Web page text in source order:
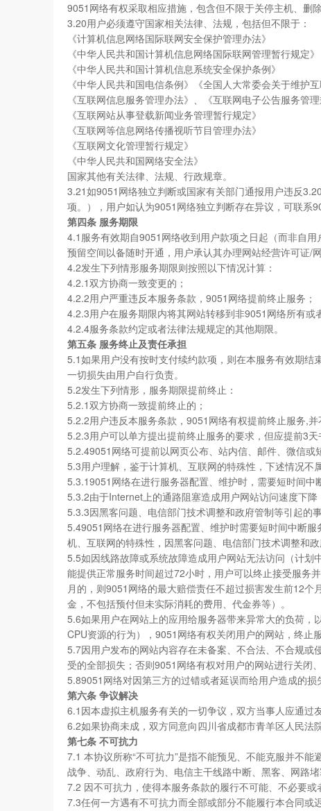
9051网络有权采取相应措施，包含但不限于关停主机、删
3.20用户必须遵守国家相关法律、法规，包括但不限于：
《计算机信息网络国际联网安全保护管理办法》
《中华人民共和国计算机信息网络国际联网管理暂行规定》
《中华人民共和国计算机信息系统安全保护条例》
《中华人民共和国电信条例》《全国人大常委会关于维护互
《互联网信息服务管理办法》、《互联网电子公告服务管理
《互联网站从事登载新闻业务管理暂行规定》
《互联网等信息网络传播视听节目管理办法》
《互联网文化管理暂行规定》
《中华人民共和国网络安全法》
国家其他有关法律、法规、行政规章。
3.21如9051网络独立判断或国家有关部门通报用户违反
项。），用户如认为9051网络独立判断存在异议，可联系
第四条 服务期限
4.1服务有效期自9051网络收到用户款项之日起（而非自
预留空间以备随时开通，用户承认其办理网站经营许可证/
4.2发生下列情形服务期限则按照以下情况计算：
4.2.1双方协商一致变更的；
4.2.2用户严重违反本服务条款，9051网络提前终止服务；
4.2.3用户在服务期限内将其网站转移到非9051网络所有或
4.2.4服务条款约定或者法律法规规定的其他期限。
第五条 服务终止及责任承担
5.1如果用户没有按时支付续约款项，则在本服务有效期
一切损失由用户自行负责。
5.2发生下列情形，服务期限提前终止：
5.2.1双方协商一致提前终止的；
5.2.2用户违反本服务条款，9051网络有权提前终止服务,并
5.2.3用户可以单方提出提前终止服务的要求，但应提前3
5.2.49051网络可提前以网页公布、站内信、邮件、微信
5.3用户理解，鉴于计算机、互联网的特殊性，下述情况不
5.3.19051网络在进行服务器配置、维护时，需要短时间中
5.3.2由于Internet上的通路阻塞造成用户网站访问速度下降
5.3.3因黑客问题、电信部门技术调整和政府管制等引起的事
5.49051网络在进行服务器配置、维护时需要短时间中断
机、互联网的特殊性，因黑客问题、电信部门技术调整和
5.5如因线路故障或系统故障造成用户网站无法访问（计
能提供正常服务时间超过72小时，用户可以终止接受服务
月的，则9051网络的最大赔偿责任不超过损害发生前12
金，不包括预付但未实际消耗的费用、代金券等）。
5.6如果用户在网站上的应用给服务器带来异常大的负荷，
CPU资源的行为），9051网络有权关闭用户的网站，终止
5.7因用户发布的网站内容存在未备案、不合法、不合规
受的全部损失；否则9051网络有权对用户的网站进行关闭
5.89051网络对因第三方的过错或者延误而给用户造成的
第六条 争议解决
6.1因本虚拟主机服务有关的一切争议，双方当事人应通过
6.2如果协商未成，双方同意向四川省成都市青羊区人民法院
第七条 不可抗力
7.1 本协议所称“不可抗力”是指不能预见、不能克服并不
战争、动乱、政府行为、电信主干线路中断、黑客、网路
7.2 因不可抗力，使得本服务条款的履行不可能、不必要
7.3任何一方遇有不可抗力而全部或部分不能履行本合同或